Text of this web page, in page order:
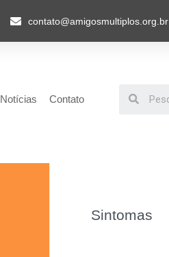
contato@amigosmultiplos.org.br
Notícias Contato
Sintomas